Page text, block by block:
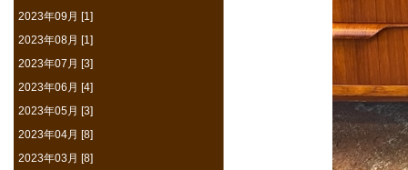
2023年09月 [1]
2023年08月 [1]
2023年07月 [3]
2023年06月 [4]
2023年05月 [3]
2023年04月 [8]
2023年03月 [8]